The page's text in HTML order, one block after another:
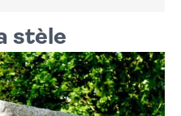
ans
ans
ans
et Villejuifois
stèle